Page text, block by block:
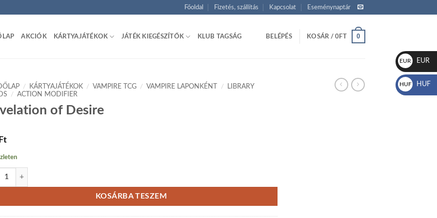
Főoldal Fizetés, szállítás Kapcsolat Eseménynaptár
AKCIÓK KÁRTYAJÁTÉKOK JÁTÉK KIEGÉSZÍTŐK KLUB TAGSÁG BELÉPÉS KOSÁR /0FT 0
/ KÁRTYAJÁTÉKOK / VAMPIRE TCG / VAMPIRE LAPONKÉNT /
LIBRARY
/ ACTION MODIFIER
of Desire
Ft
of Desire mennyiség
KOSÁRBA TESZEM
EUR
€
EUR
HUF
Ft
HUF